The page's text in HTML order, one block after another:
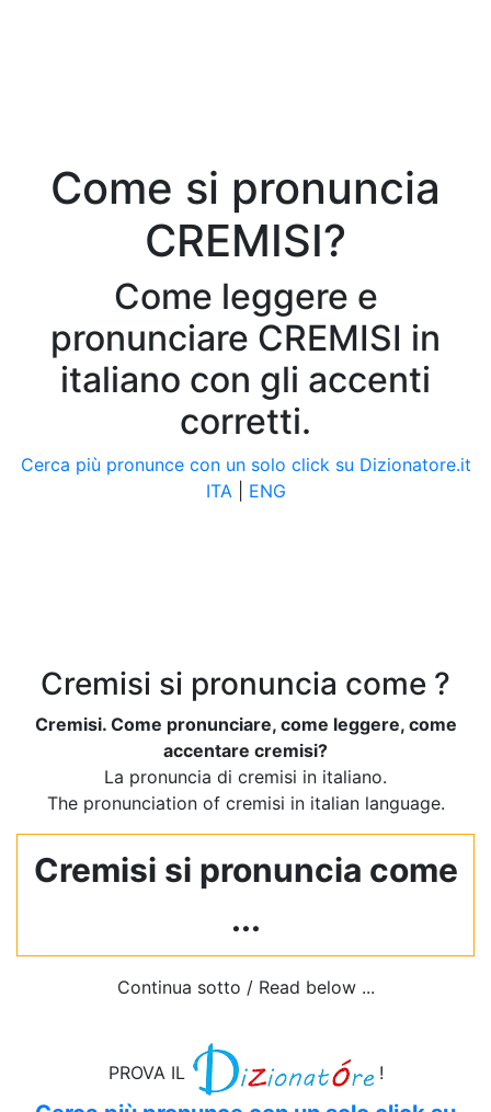
Come si pronuncia
CREMISI?
Come leggere e
pronunciare CREMISI in
italiano con gli accenti
corretti.
Cerca più pronunce con un solo click su Dizionatore.it
ITA| ENG
Cremisi si pronuncia come ?
Cremisi. Come pronunciare, come leggere, come
accentare cremisi?
La pronuncia di cremisi in italiano.
The pronunciation of cremisi in italian language.
Cremisi si pronuncia come
...
Continua sotto / Read below ...
PROVA IL !